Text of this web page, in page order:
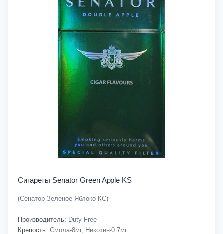
Сигареты Senator Green Apple KS
(Сенатор Зеленое Яблоко КС)
Производитель: Duty Free
Крепость: Смола-8мг, Никотин-0.7мг